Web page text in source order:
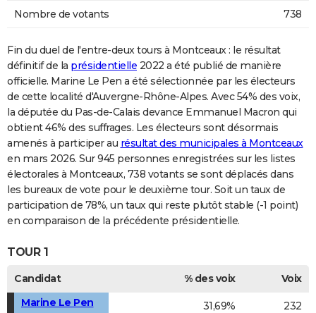
Nombre de votants 738
Fin du duel de l'entre-deux tours à Montceaux : le résultat
définitif de la présidentielle 2022 a été publié de manière
officielle. Marine Le Pen a été sélectionnée par les électeurs
de cette localité d'Auvergne-Rhône-Alpes. Avec 54% des voix,
la députée du Pas-de-Calais devance Emmanuel Macron qui
obtient 46% des suffrages. Les électeurs sont désormais
amenés à participer au résultat des municipales à Montceaux
en mars 2026. Sur 945 personnes enregistrées sur les listes
électorales à Montceaux, 738 votants se sont déplacés dans
les bureaux de vote pour le deuxième tour. Soit un taux de
participation de 78%, un taux qui reste plutôt stable (-1 point)
en comparaison de la précédente présidentielle.
TOUR 1
Candidat % des voix
Voix
Marine Le Pen
31,69% 232